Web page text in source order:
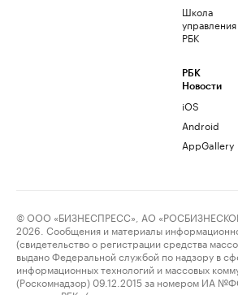
Школа
управления
РБК
РБК
Новости
iOS
Android
AppGallery
© ООО «БИЗНЕСПРЕСС», АО
2026. Сообщения и материалы
(свидетельство о регистрации средства
выдано Федеральной службой по надзору в
информационных технологий и массовых
(Роскомнадзор) 09.12.2015 за номером ИА